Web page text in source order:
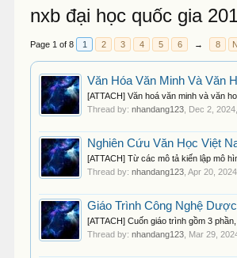
nxb đại học quốc gia
Page 1 of 8 1 2 3 4 5 6 → 8
Văn Hóa Văn Minh Và Văn
[ATTACH] Văn hoá văn minh và văn
Thread by:nhandang123 Dec 2, 2024
Nghiên Cứu Văn Học Việt
[ATTACH] Từ các mô tả kiến lập mô
Thread by:nhandang123 ,Apr 20, 2024
Giáo Trình Công Nghệ
[ATTACH] Cuốn giáo trình gồm 3
Thread by:nhandang123 Mar 29,